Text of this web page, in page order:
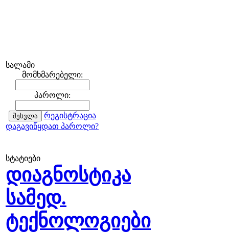
სალამი
მომხმარებელი:
პაროლი:
რეგისტრაცია
დაგავიწყდათ პაროლი?
სტატიები
დიაგნოსტიკა
სამედ.
ტექნოლოგიები